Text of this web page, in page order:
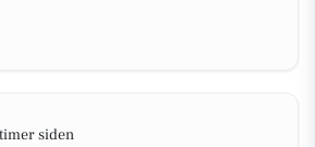
siden